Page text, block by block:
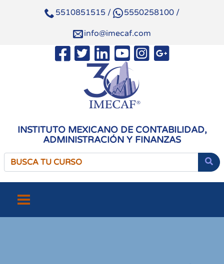
5510851515 / 5550258100 /
info@imecaf.com
INSTITUTO MEXICANO DE CONTABILIDAD,
ADMINISTRACIÓN Y FINANZAS